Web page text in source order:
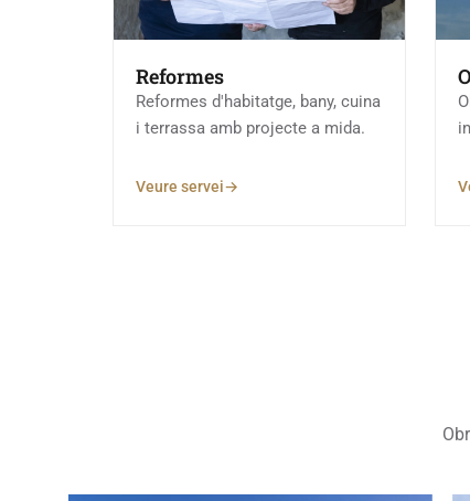
Reformes
Reformes d'habitatge, bany, cuina
i terrassa amb projecte a mida.
Veure servei